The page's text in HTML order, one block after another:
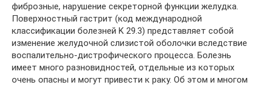
фиброзные, нарушение секреторной функции желудка.
Поверхностный гастрит (код международной
классификации болезней K 29.3) представляет собой
изменение желудочной слизистой оболочки вследствие
воспалительно-дистрофического процесса. Болезнь
имеет много разновидностей, отдельные из которых
очень опасны и могут привести к раку. Об этом и многом